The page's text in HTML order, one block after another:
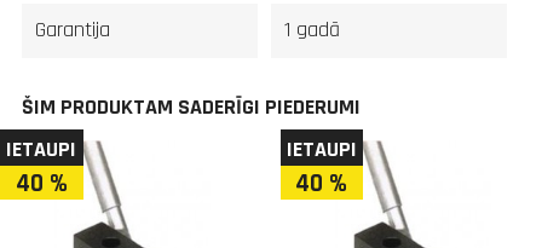
Garantija 1 gadā
ŠIM PRODUKTAM SADERĪGI PIEDERUMI
IETAUPI
40 %
IETAUPI
40 %